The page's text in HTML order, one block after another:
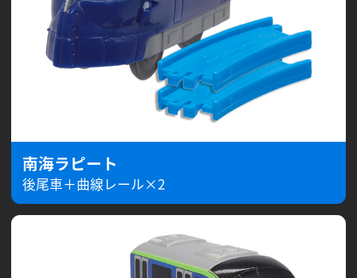
南海ラピート
後尾車＋曲線レール×2